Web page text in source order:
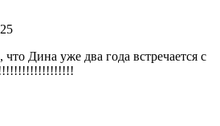
что Дина уже два года встречается с